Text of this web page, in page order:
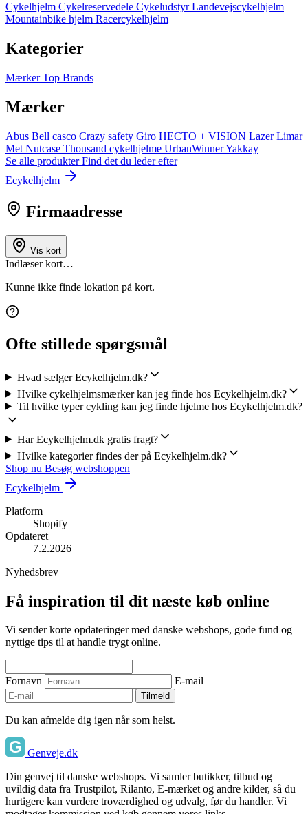
Cykelhjelm Cykelreservedele CykeludstyrLandevejscykelhjelm
Mountainbike hjelm Racercykelhjelm
Kategorier
MærkerTop Brands
Mærker
Abus Bell casco Crazy safety Giro HECTO + VISION LazerLimar
Met Nutcase Thousand cykelhjelme UrbanWinnerYakkay
Se alle produkterFind det du leder efter
Ecykelhjelm
Firmaadresse
Vis kort
Indlæser kort…
Kunne ikke finde lokation på kort.
Ofte stillede spørgsmål
Hvad sælger Ecykelhjelm.dk?
Hvilke cykelhjelmsmærker kan jeg finde hos Ecykelhjelm.dk?
Til hvilke typer cykling kan jeg finde hjelme hos Ecykelhjelm.dk?
Har Ecykelhjelm.dk gratis fragt?
Hvilke kategorier findes der på Ecykelhjelm.dk?
Shop nu Besøg webshoppen
Ecykelhjelm
Platform
Shopify
Opdateret
7.2.2026
Nyhedsbrev
Få inspiration til dit næste køb online
Vi sender korte opdateringer med danske webshops, gode fund og
nyttige tips til at handle trygt online.
Fornavn E-mail
Tilmeld
Du kan afmelde dig igen når som helst.
Genveje.dk
Din genvej til danske webshops. Vi samler butikker, tilbud og
uvildig data fra Trustpilot, Rilanto, E-mærket og andre kilder, så du
hurtigere kan vurdere troværdighed og udvalg, før du handler. Vi